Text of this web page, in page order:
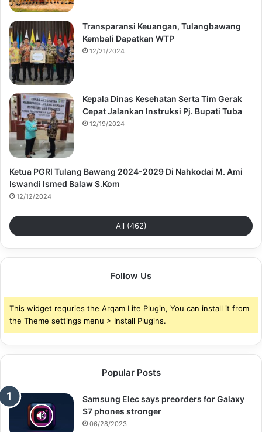
Transparansi Keuangan, Tulangbawang
Kembali Dapatkan WTP
12/21/2024
Kepala Dinas Kesehatan Serta Tim Gerak
Cepat Jalankan Instruksi Pj. Bupati Tuba
12/19/2024
Ketua PGRI Tulang Bawang 2024-2029 Di Nahkodai M. Ami
Iswandi Ismed Balaw S.Kom
12/12/2024
All (462)
Follow Us
This widget requries the Arqam Lite Plugin, You can install it from
the Theme settings menu > Install Plugins.
Popular Posts
Samsung Elec says preorders for Galaxy
S7 phones stronger
06/28/2023